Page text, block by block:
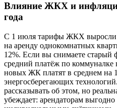
Влияние ЖКХ и
года
С 1 июля тарифы ЖКХ выросли
на аренду однокомнатных
12%. Если вы снимаете старый
средний платёж по коммуналке
новых ЖК платят в среднем на
энергосберегающих
рассказывать об этом, но
убеждает: арендаторам